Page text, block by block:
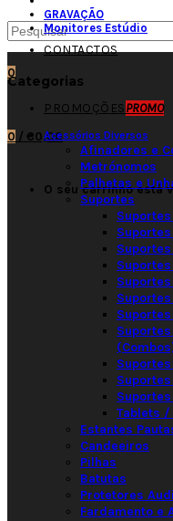
CONTACTOS
PROMOÇÕESPROMO
0
0 / €0,00
O seu carrinho está
GRAVAÇÃO
Monitores Estúdio
Categorias
Acessórios Diversos
Afinadores e
Metrónomos
Palhetas e
Suportes
Tablets /
Estantes
Candeeiros
Pilhas
Batutas
Protetores
Fardamento e